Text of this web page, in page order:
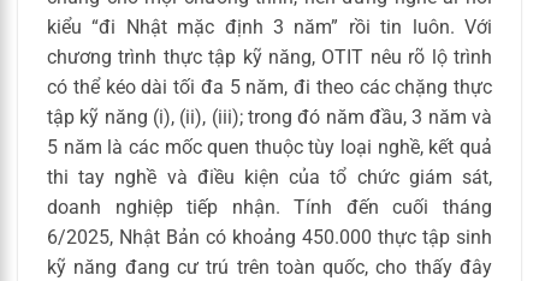
kiểu “đi Nhật mặc định 3 năm” rồi tin luôn. Với
chương trình thực tập kỹ năng, OTIT nêu rõ lộ trình
có thể kéo dài tối đa 5 năm, đi theo các chặng thực
tập kỹ năng (i), (ii), (iii); trong đó năm đầu, 3 năm và
5 năm là các mốc quen thuộc tùy loại nghề, kết quả
thi tay nghề và điều kiện của tổ chức giám sát,
doanh nghiệp tiếp nhận. Tính đến cuối tháng
6/2025, Nhật Bản có khoảng 450.000 thực tập sinh
kỹ năng đang cư trú trên toàn quốc, cho thấy đây